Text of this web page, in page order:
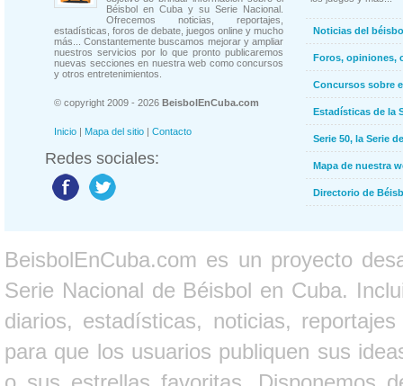
Béisbol en Cuba y su Serie Nacional.
Ofrecemos noticias, reportajes,
estadísticas, foros de debate, juegos online y mucho
más... Constantemente buscamos mejorar y ampliar
nuestros servicios por lo que pronto publicaremos
nuevas secciones en nuestra web como concursos
y otros entretenimientos.
© copyright 2009 - 2026 BeisbolEnCuba.com
Inicio | Mapa del sitio | Contacto
Redes sociales:
Noticias del
Foros, opiniones,
Concursos sobre
Estadísticas de la
Serie 50, la Serie
Mapa de nuestra
Directorio de
BeisbolEnCuba.com es un proyecto
Serie Nacional de Béisbol en Cuba.
diarios, estadísticas, noticias,
para que los usuarios publiquen sus